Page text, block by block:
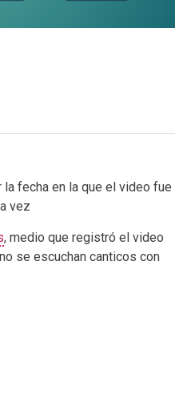
la fecha en la que el video fue
vez
, medio que registró el video
se escuchan canticos con